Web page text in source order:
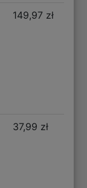
149,97 zł
37,99 zł